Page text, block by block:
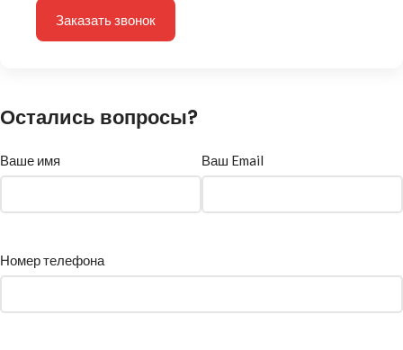
Заказать звонок
Остались вопросы?
Ваше имя Ваш Email
Номер телефона